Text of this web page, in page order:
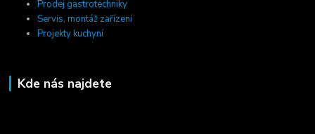
Prodej gastrotechniky
Servis, montáž zařízení
Projekty kuchyní
Kde nás najdete